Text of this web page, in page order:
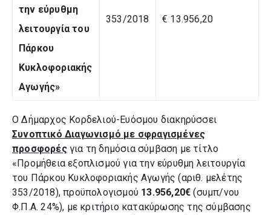
την εύρυθμη
λειτουργία του
Πάρκου
Κυκλοφοριακής
Αγωγής»
353/2018 € 13.956,20
Ο Δήμαρχος Κορδελιού-Ευόσμου διακηρύσσει
Συνοπτικό Διαγωνισμό με σφραγισμένες
προσφορές για τη δημόσια σύμβαση με τίτλο
«Προμήθεια εξοπλισμού για την εύρυθμη λειτουργία
του Πάρκου Κυκλοφοριακής Αγωγής (αριθ. μελέτης
353/2018), προϋπολογισμού 13.956,20€(συμπ/νου
Φ.Π.Α. 24%), με κριτήριο κατακύρωσης της σύμβασης